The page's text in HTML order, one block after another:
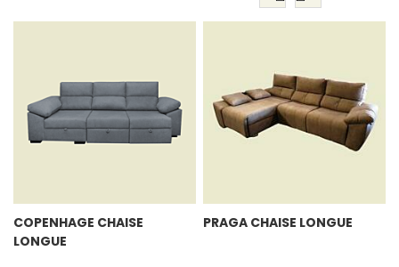
COPENHAGE CHAISE
LONGUE
PRAGA CHAISE LONGUE